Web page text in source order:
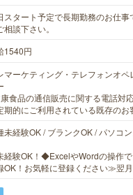
スタート予定で長期勤務のお仕
相談下さい。
1540円
マーケティング・テレフォンオ
食品の通信販売に関する電話対
期的にご利用されている既存の
未経験OK / ブランクOK / パソコ
験OK！◆ExcelやWordの操作
OK！お気軽に登録ください≫翌